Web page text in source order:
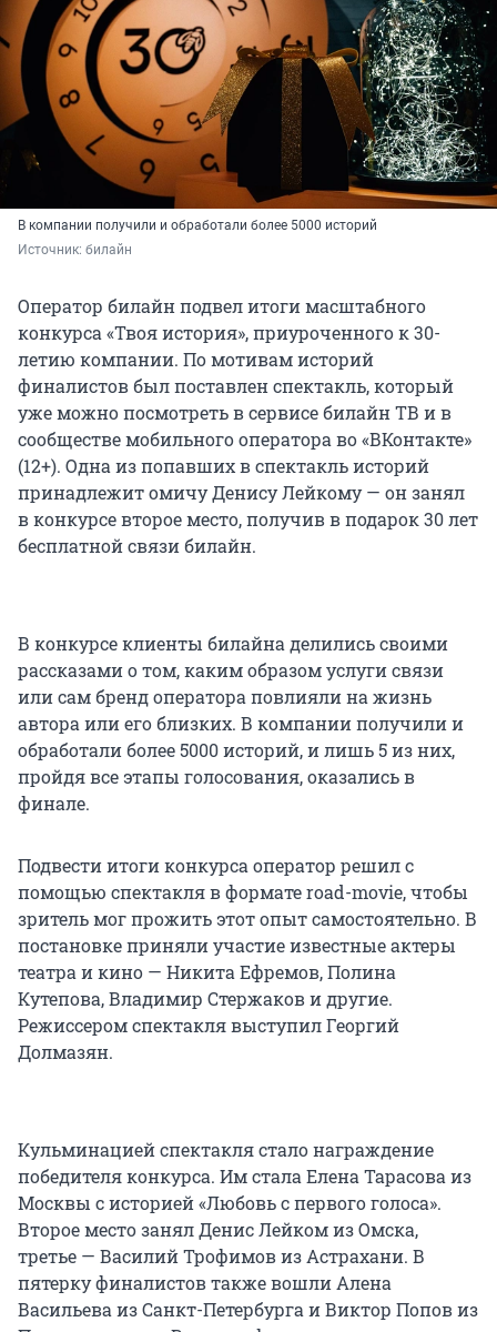
В компании получили и обработали более 5000 историй
Источник: билайн
Оператор билайн подвел итоги масштабного
конкурса «Твоя история», приуроченного к 30-
летию компании. По мотивам историй
финалистов был поставлен спектакль, который
уже можно посмотреть в сервисе билайн ТВ и в
сообществе мобильного оператора во «ВКонтакте»
(12+). Одна из попавших в спектакль историй
принадлежит омичу Денису Лейкому — он занял
в конкурсе второе место, получив в подарок 30 лет
бесплатной связи билайн.
В конкурсе клиенты билайна делились своими
рассказами о том, каким образом услуги связи
или сам бренд оператора повлияли на жизнь
автора или его близких. В компании получили и
обработали более 5000 историй, и лишь 5 из них,
пройдя все этапы голосования, оказались в
финале.
Подвести итоги конкурса оператор решил с
помощью спектакля в формате road-movie, чтобы
зритель мог прожить этот опыт самостоятельно. В
постановке приняли участие известные актеры
театра и кино — Никита Ефремов, Полина
Кутепова, Владимир Стержаков и другие.
Режиссером спектакля выступил Георгий
Долмазян.
Кульминацией спектакля стало награждение
победителя конкурса. Им стала Елена Тарасова из
Москвы с историей «Любовь с первого голоса».
Второе место занял Денис Лейком из Омска,
третье — Василий Трофимов из Астрахани. В
пятерку финалистов также вошли Алена
Васильева из Санкт-Петербурга и Виктор Попов из